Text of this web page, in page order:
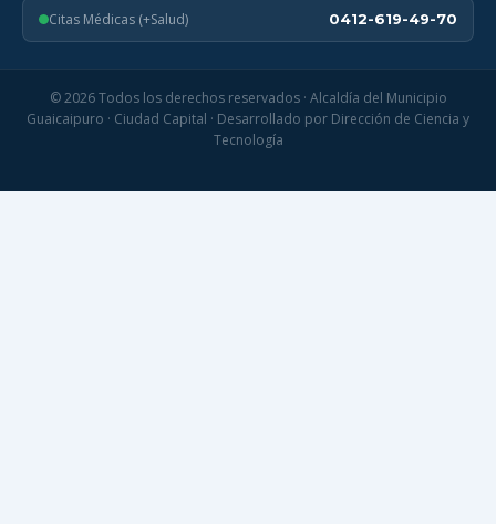
Citas Médicas (+Salud) 0412-619-49-70
© 2026 Todos los derechos reservados · Alcaldía del Municipio
Guaicaipuro · Ciudad Capital · Desarrollado por Dirección de Ciencia y
Tecnología